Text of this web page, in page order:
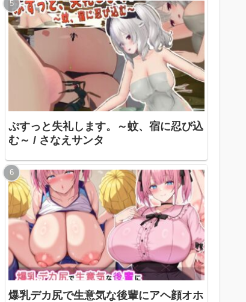
ぷすっと失礼します。～蚊、宿に忍び込
む～ / さなえサンタ
爆乳デカ尻で生意気な後輩にアヘ顔オホ